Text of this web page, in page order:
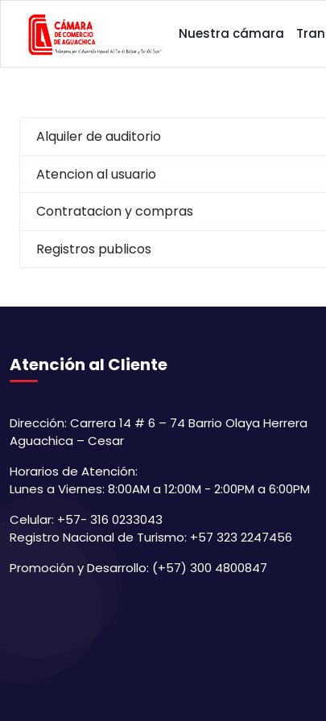
Nuestra cámara
Alquiler de auditorio
Atencion al usuario
Contratacion y compras
Registros publicos
Atención al Cliente
Dirección: Carrera 14 # 6 – 74 Barrio Olaya Herrera
Aguachica – Cesar
Horarios de Atención:
Lunes a Viernes: 8:00AM a 12:00M - 2:00PM a 6:00PM
Celular: +57- 316 0233043
Registro Nacional de Turismo: +57 323 2247456
Promoción y Desarrollo: (+57) 300 4800847